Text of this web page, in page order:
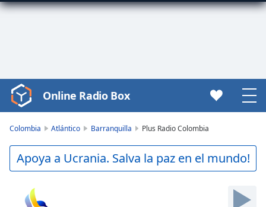
Video
Player
Play
Video
Backward
Online Radio Box
Colombia Atlántico Barranquilla Plus Radio Colombia
Apoya a Ucrania. Salva la paz en el mundo!